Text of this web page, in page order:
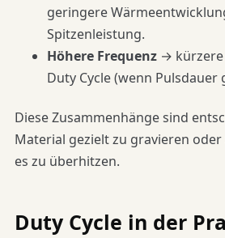
geringere
Spitzenleistung.
Höhere Frequenz →
Duty Cycle (wenn Pulsdauer
Diese Zusammenhänge sind
Material gezielt zu gravieren
es zu überhitzen.
Duty Cycle in der